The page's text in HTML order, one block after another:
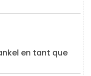
en tant que